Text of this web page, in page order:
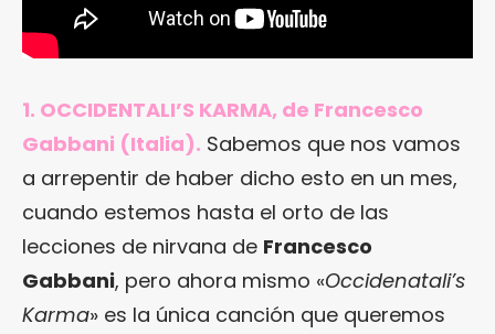
1. OCCIDENTALI’S KARMA, de Francesco
Gabbani (Italia). Sabemos que nos vamos
a arrepentir de haber dicho esto en un mes,
cuando estemos hasta el orto de las
lecciones de nirvana de Francesco
Gabbani, pero ahora mismo «Occidenatali’s
Karma» es la única canción que queremos